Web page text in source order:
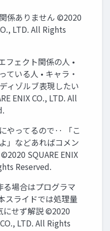
係ありません ©2020
LTD. All Rights
フェクト関係の人 •
ている人 • キャラ・
ィゾルブ表現したい
ENIX CO., LTD. All
やってるので‥ 「こ
」などあればコメン
SQUARE ENIX
Reserved.
る場合はプログラマ
スライドでは処理量
にせず解説 ©2020
LTD. All Rights